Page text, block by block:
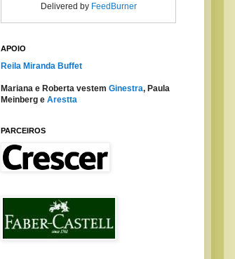
Delivered by FeedBurner
APOIO
Reila Miranda Buffet
Mariana e Roberta vestem Ginestra, Paula
Meinberg e Arestta
PARCEIROS